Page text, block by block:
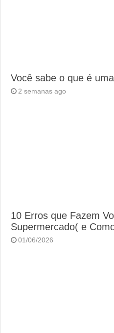
Você sabe o que é
2 semanas ago
10 Erros que Fazem
Supermercado( e
01/06/2026